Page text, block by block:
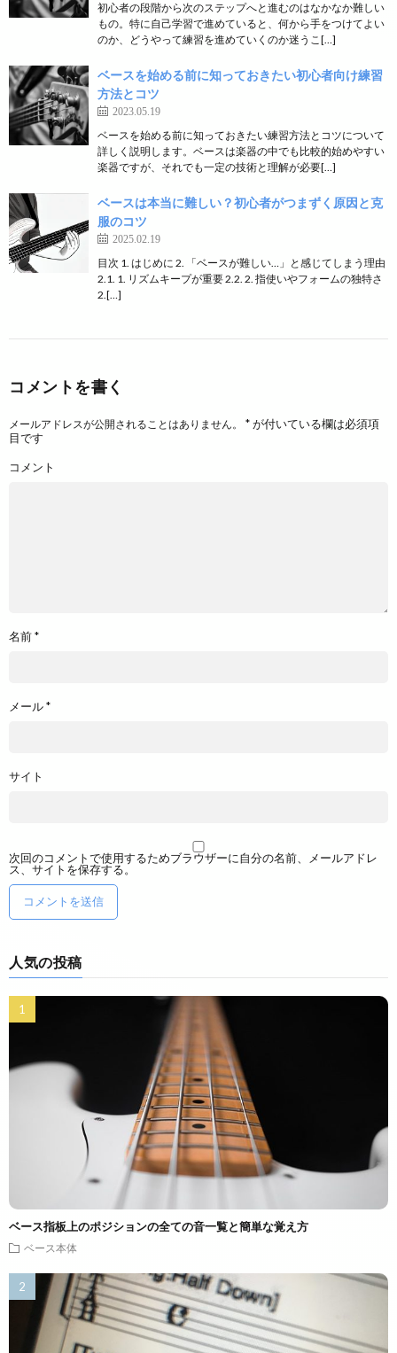
初心者の段階から次のステップへと進むのはなかなか難しい
もの。特に自己学習で進めていると、何から手をつけてよい
のか、どうやって練習を進めていくのか迷うこ[…]
ベースを始める前に知っておきたい初心者向け練習
方法とコツ
2023.05.19
ベースを始める前に知っておきたい練習方法とコツについて
詳しく説明します。ベースは楽器の中でも比較的始めやすい
楽器ですが、それでも一定の技術と理解が必要[…]
ベースは本当に難しい？初心者がつまずく原因と克
服のコツ
2025.02.19
目次 1. はじめに 2. 「ベースが難しい…」と感じてしまう理由
2.1. 1. リズムキープが重要 2.2. 2. 指使いやフォームの独特さ
2.[…]
コメントを書く
メールアドレスが公開されることはありません。 *が付いている欄は必須項
目です
コメント
名前*
メール*
サイト
次回のコメントで使用するためブラウザーに自分の名前、メールアドレ
ス、サイトを保存する。
人気の投稿
ベース指板上のポジションの全ての音一覧と簡単な覚え方
ベース本体